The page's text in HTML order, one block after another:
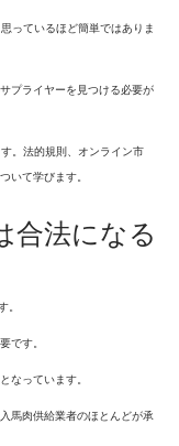
っているほど簡単ではありま
プライヤーを見つける必要が
。法的規則、オンライン市
いて学びます。
合法になる
です。
なっています。
馬肉供給業者のほとんどが承